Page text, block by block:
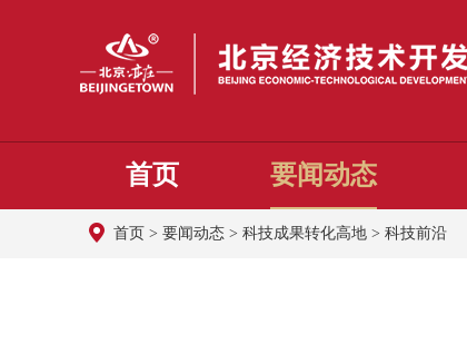
首页 要闻动态
首页 > 要闻动态 > 科技成果转化高地 > 科技前沿